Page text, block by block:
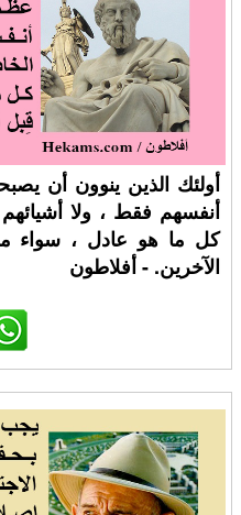
أولئك الذين ينوون أن
أنفسهم فقط ، ولا
كل ما هو عادل ، سواء
الآخرين. - أفلاطون